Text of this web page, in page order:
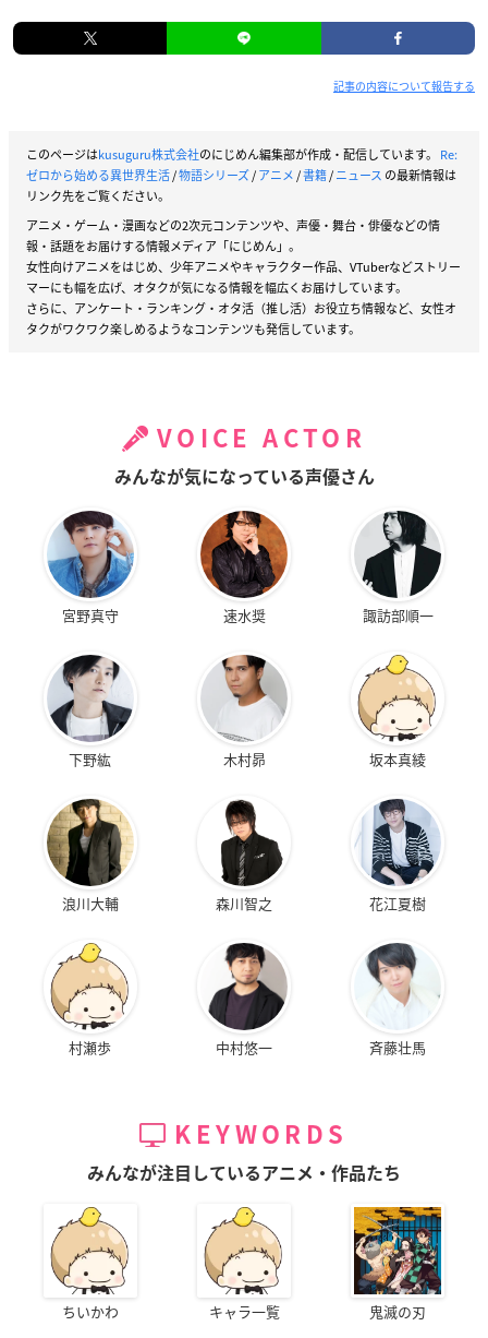
記事の内容について報告する
このページはkusuguru株式会社のにじめん編集部が作成・配信しています。 Re:
ゼロから始める異世界生活/物語シリーズ/アニメ/書籍/ニュース の最新情報は
リンク先をご覧ください。
アニメ・ゲーム・漫画などの2次元コンテンツや、声優・舞台・俳優などの情
報・話題をお届けする情報メディア「にじめん」。
女性向けアニメをはじめ、少年アニメやキャラクター作品、VTuberなどストリー
マーにも幅を広げ、オタクが気になる情報を幅広くお届けしています。
さらに、アンケート・ランキング・オタ活（推し活）お役立ち情報など、女性オ
タクがワクワク楽しめるようなコンテンツも発信しています。
VOICE ACTOR
みんなが気になっている声優さん
宮野真守 速水奨 諏訪部順一
下野紘 木村昴 坂本真綾
浪川大輔 森川智之 花江夏樹
村瀬歩 中村悠一 斉藤壮馬
KEYWORDS
みんなが注目しているアニメ・作品たち
ちいかわ キャラ一覧 鬼滅の刃